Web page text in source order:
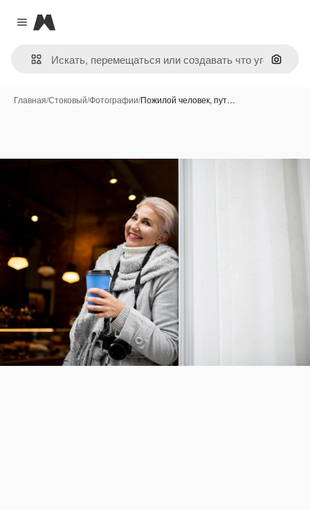
Close menu
Magnific
Поиск
Главная/Стоковый/Фотографии/Пожилой человек, пут…